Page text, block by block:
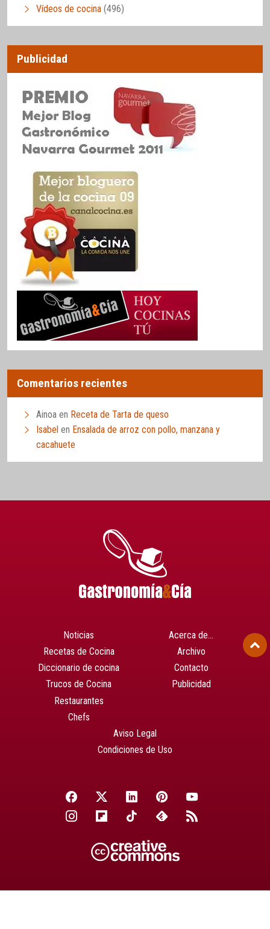
Vídeos de cocina (496)
Publicidad
Comentarios recientes
Ainoa en Receta de Tarta de queso
Isabel en Ensalada de arroz con pollo, manzana y
cacahuete
Noticias
Recetas de Cocina
Diccionario de cocina
Trucos de Cocina
Restaurantes
Chefs
Acerca de…
Archivo
Contacto
Publicidad
Aviso Legal
Condiciones de Uso